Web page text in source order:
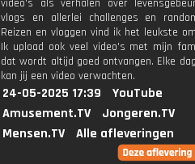
video's als verhalen over
vlogs en allerlei challenges en
Reizen en vloggen vind ik het leukste
Ik upload ook veel video's met mijn
dat wordt altijd goed ontvangen. Elke
kan jij een video verwachten.
24-05-2025 17:39
YouTube
Amusement.TV
Jongeren.TV
Mensen.TV
Alle afleveringen